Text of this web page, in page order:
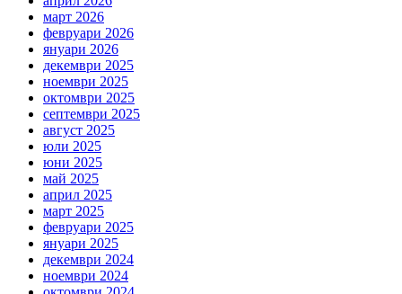
март 2026
февруари 2026
януари 2026
декември 2025
ноември 2025
октомври 2025
септември 2025
август 2025
юли 2025
юни 2025
май 2025
април 2025
март 2025
февруари 2025
януари 2025
декември 2024
ноември 2024